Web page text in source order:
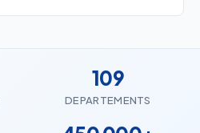
109
DEPARTEMENTS